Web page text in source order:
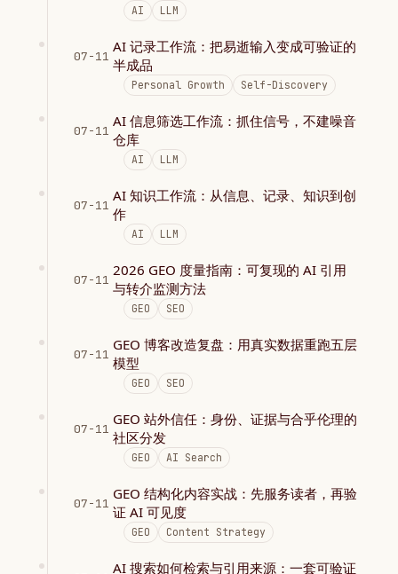
AI LLM
07-11
AI 记录工作流：把易逝输入变成可验证的
半成品
Personal Growth Self-Discovery
07-11
AI 信息筛选工作流：抓住信号，不建噪音
仓库
AI LLM
07-11
AI 知识工作流：从信息、记录、知识到创
作
AI LLM
07-11
2026 GEO 度量指南：可复现的 AI 引用
与转介监测方法
GEO SEO
07-11
GEO 博客改造复盘：用真实数据重跑五层
模型
GEO SEO
07-11
GEO 站外信任：身份、证据与合乎伦理的
社区分发
GEO AI Search
07-11
GEO 结构化内容实战：先服务读者，再验
证 AI 可见度
GEO Content Strategy
AI 搜索如何检索与引用来源：一套可验证